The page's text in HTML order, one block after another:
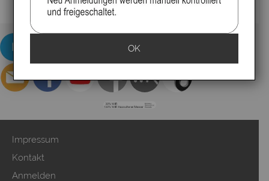
Impressum
Kontakt
Anmelden
OK